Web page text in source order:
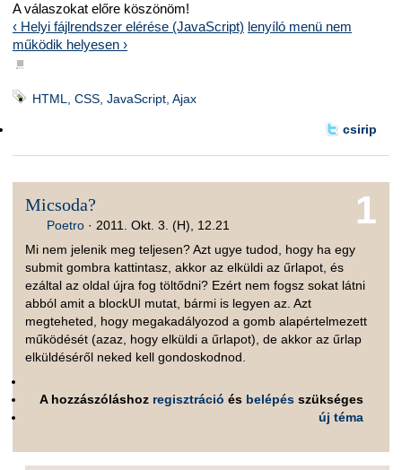
A válaszokat előre köszönöm!
‹ Helyi fájlrendszer elérése (JavaScript) lenyíló menü nem
működik helyesen ›
■
HTML, CSS, JavaScript, Ajax
csirip
1
Micsoda?
Poetro · 2011. Okt. 3. (H), 12.21
Mi nem jelenik meg teljesen? Azt ugye tudod, hogy ha egy
submit gombra kattintasz, akkor az elküldi az űrlapot, és
ezáltal az oldal újra fog töltődni? Ezért nem fogsz sokat látni
abból amit a blockUI mutat, bármi is legyen az. Azt
megteheted, hogy megakadályozod a gomb alapértelmezett
működését (azaz, hogy elküldi a űrlapot), de akkor az űrlap
elküldéséről neked kell gondoskodnod.
A hozzászóláshoz regisztráció és belépés szükséges
új téma